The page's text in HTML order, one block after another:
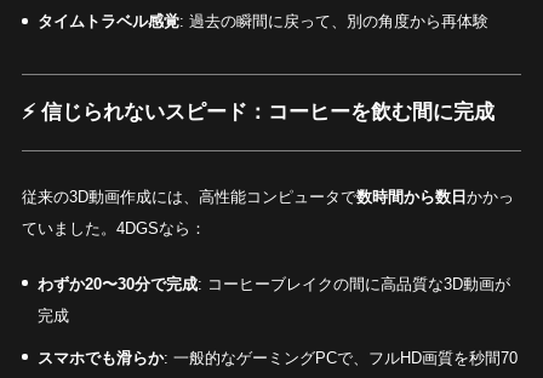
タイムトラベル感覚: 過去の瞬間に戻って、別の角度から再体験
⚡ 信じられないスピード：コーヒーを飲む間に完成
従来の3D動画作成には、高性能コンピュータで数時間から数日 かかっ
ていました。4DGSなら：
わずか20〜30分で完成: コーヒーブレイクの間に高品質な3D動画が
完成
スマホでも滑らか: 一般的なゲーミングPCで、フルHD画質を秒間70